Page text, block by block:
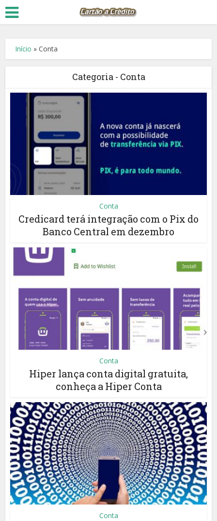
Início »Conta
Categoria - Conta
Conta
Credicard terá integração com o Pix do
Banco Central em dezembro
Conta
Hiper lança conta digital gratuita,
conheça a Hiper Conta
Conta